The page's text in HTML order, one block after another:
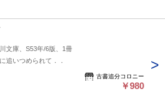
文庫、S53年/6版、1冊
追いつめられて．．
古書追分コロニー
￥980